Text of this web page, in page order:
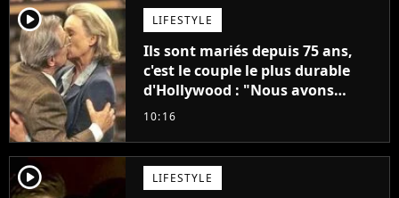
player2 LIFESTYLE
Ils sont mariés depuis 75 ans,
c'est le couple le plus durable
d'Hollywood : "Nous avons
avancé jour après jour, et les
décennies"
10:16
player2 LIFESTYLE